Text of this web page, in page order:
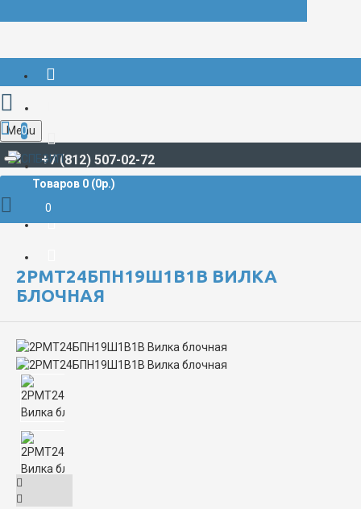
+7 (812) 507-02-72
Menu
0
Товаров 0 (0р.)
0
РАЗЪЁМЫ СУДОВЫЕ
2РМТ24БПН19Ш1В1В ВИЛКА
БЛОЧНАЯ